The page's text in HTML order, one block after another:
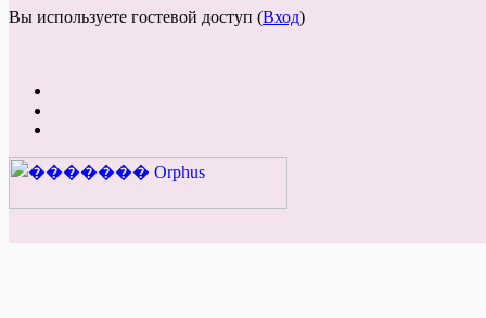
Вы используете гостевой доступ (Вход)